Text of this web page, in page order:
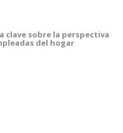
clave sobre la perspectiva
del hogar